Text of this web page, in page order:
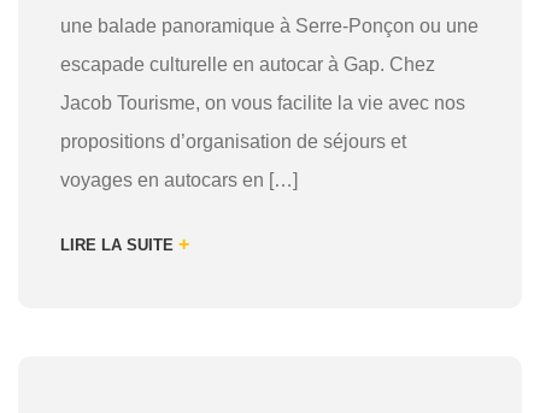
une balade panoramique à Serre-Ponçon ou une
escapade culturelle en autocar à Gap. Chez
Jacob Tourisme, on vous facilite la vie avec nos
propositions d’organisation de séjours et
voyages en autocars en […]
LIRE LA SUITE +